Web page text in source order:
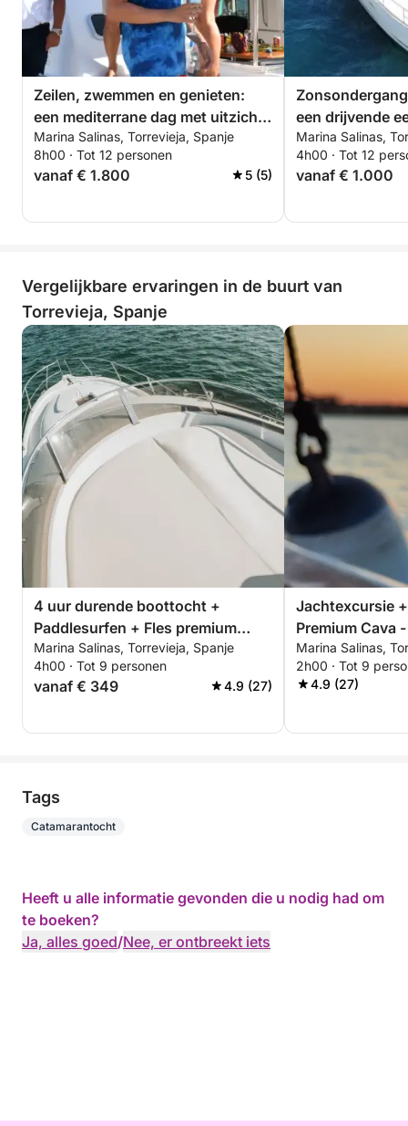
Dit is niet zomaar tijd op het water – het is een
complete dagtrip waarbij elk uur voelt als een klein,
zonnig moment dat je je nog moet herinneren.
Zeilen, zwemmen en genieten:
een mediterrane dag met uitzicht
op zee en sushi-momenten
Marina Salinas, Torrevieja, Spanje
8h00 · Tot 12 personen
vanaf € 1.800 5 (5)
een drijvende
Torrevieja
Marina Salinas,
4h00 · Tot 12
vanaf € 1.000
Vergelijkbare ervaringen in de buurt van
Torrevieja, Spanje
4 uur durende boottocht +
Paddlesurfen + Fles premium
Cava - ALL-INCLUSIVE
Marina Salinas, Torrevieja, Spanje
4h00 · Tot 9 personen
vanaf € 349 4.9 (27)
Jachtexcursie
Premium Cava
of
INCLUSIVE
Marina Salinas,
2h00 · Tot 9
4.9 (27)
Tags
Catamarantocht
Heeft u alle informatie gevonden die u nodig had om
te boeken?
Ja, alles goed/Nee, er ontbreekt iets